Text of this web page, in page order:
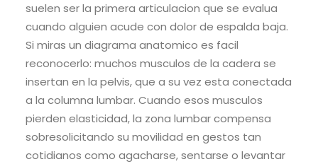
suelen ser la primera articulacion que se evalua
cuando alguien acude con dolor de espalda baja.
Si miras un diagrama anatomico es facil
reconocerlo: muchos musculos de la cadera se
insertan en la pelvis, que a su vez esta conectada
a la columna lumbar. Cuando esos musculos
pierden elasticidad, la zona lumbar compensa
sobresolicitando su movilidad en gestos tan
cotidianos como agacharse, sentarse o levantar